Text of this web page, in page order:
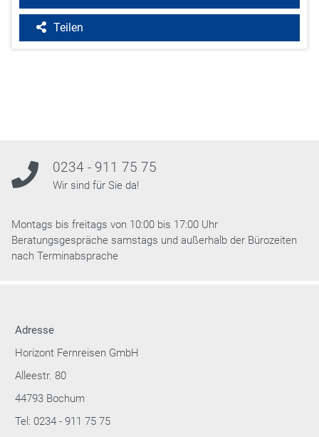
Teilen
0234 - 911 75 75
Wir sind für Sie da!
Montags bis freitags von 10:00 bis 17:00 Uhr
Beratungsgespräche samstags und außerhalb der Bürozeiten
nach Terminabsprache
Adresse
Horizont Fernreisen GmbH
Alleestr. 80
44793 Bochum
Tel: 0234 - 911 75 75